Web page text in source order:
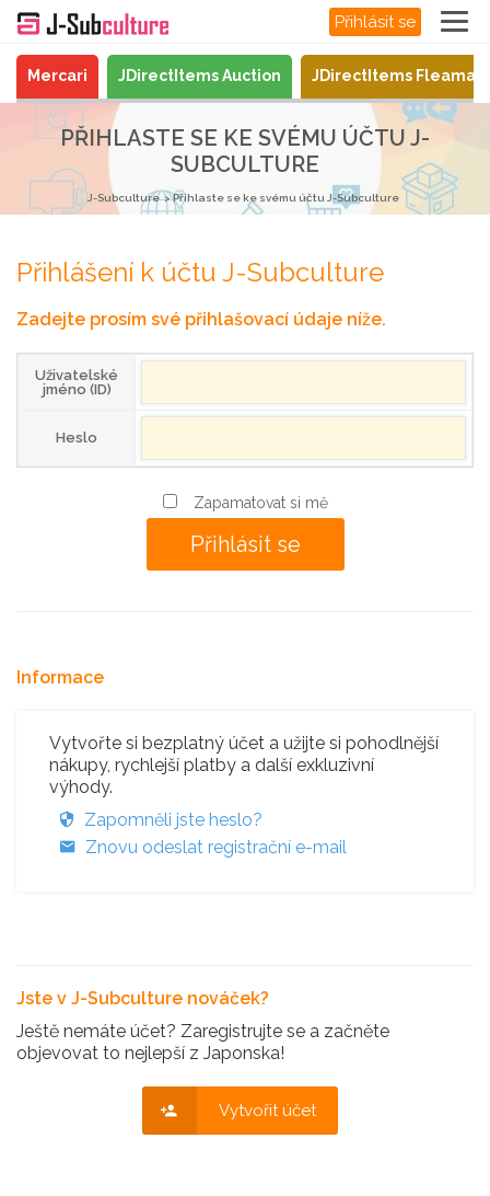
Přihlásit se
Mercari JDirectItems Auction JDirectItems
PŘIHLASTE SE KE SVÉMU ÚČTU J-
SUBCULTURE
J-Subculture Přihlaste se ke svému účtu J-Subculture
Přihlášení k účtu J-Subculture
Zadejte prosím své přihlašovací údaje níže.
Uživatelské
jméno (ID)
Heslo
Zapamatovat si mě
Informace
Vytvořte si bezplatný účet a užijte si pohodlnější
nákupy, rychlejší platby a další exkluzivní
výhody.
Zapomněli jste heslo?
Znovu odeslat registrační e-mail
Jste v J-Subculture nováček?
Ještě nemáte účet? Zaregistrujte se a začněte
objevovat to nejlepší z Japonska!
Vytvořit účet